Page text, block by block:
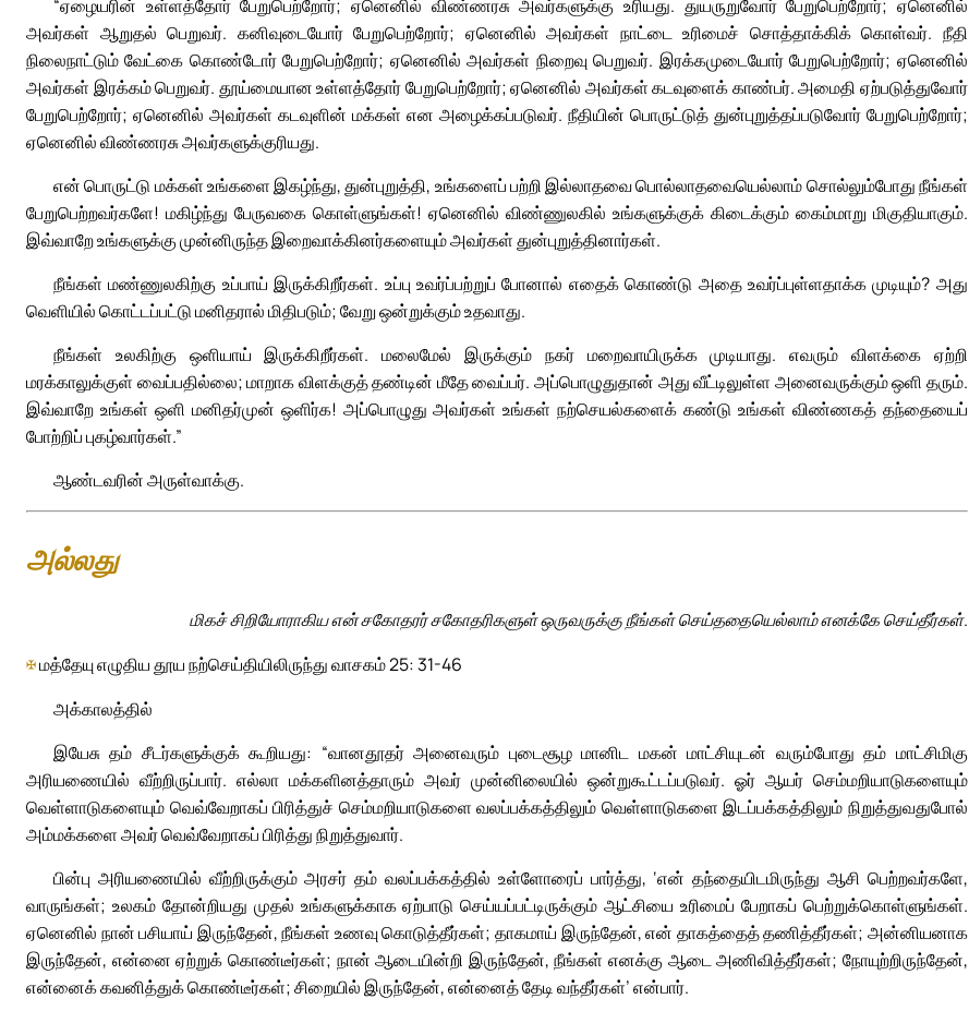
“ஏழையரின் உள்ளத்தோர் பேறுபெற்றோர்; ஏனெனில் விண்ணரசு அவர்களுக்கு உரியது. துயருறுவோர் பேறுபெற்றோர்; ஏனெனில்
அவர்கள் ஆறுதல் பெறுவர். கனிவுடையோர் பேறுபெற்றோர்; ஏனெனில் அவர்கள் நாட்டை உரிமைச் சொத்தாக்கிக் கொள்வர். நீதி
நிலைநாட்டும் வேட்கை கொண்டோர் பேறுபெற்றோர்; ஏனெனில் அவர்கள் நிறைவு பெறுவர். இரக்கமுடையோர் பேறுபெற்றோர்; ஏனெனில்
அவர்கள் இரக்கம் பெறுவர். தூய்மையான உள்ளத்தோர் பேறுபெற்றோர்; ஏனெனில் அவர்கள் கடவுளைக் காண்பர். அமைதி ஏற்படுத்துவோர்
பேறுபெற்றோர்; ஏனெனில் அவர்கள் கடவுளின் மக்கள் என அழைக்கப்படுவர். நீதியின் பொருட்டுத் துன்புறுத்தப்படுவோர் பேறுபெற்றோர்;
ஏனெனில் விண்ணரசு அவர்களுக்குரியது.
என் பொருட்டு மக்கள் உங்களை இகழ்ந்து, துன்புறுத்தி, உங்களைப் பற்றி இல்லாதவை பொல்லாதவையெல்லாம் சொல்லும்போது நீங்கள்
பேறுபெற்றவர்களே! மகிழ்ந்து பேருவகை கொள்ளுங்கள்! ஏனெனில் விண்ணுலகில் உங்களுக்குக் கிடைக்கும் கைம்மாறு மிகுதியாகும்.
இவ்வாறே உங்களுக்கு முன்னிருந்த இறைவாக்கினர்களையும் அவர்கள் துன்புறுத்தினார்கள்.
நீங்கள் மண்ணுலகிற்கு உப்பாய் இருக்கிறீர்கள். உப்பு உவர்ப்பற்றுப் போனால் எதைக் கொண்டு அதை உவர்ப்புள்ளதாக்க முடியும்? அது
வெளியில் கொட்டப்பட்டு மனிதரால் மிதிபடும்; வேறு ஒன்றுக்கும் உதவாது.
நீங்கள் உலகிற்கு ஒளியாய் இருக்கிறீர்கள். மலைமேல் இருக்கும் நகர் மறைவாயிருக்க முடியாது. எவரும் விளக்கை ஏற்றி
மரக்காலுக்குள் வைப்பதில்லை; மாறாக விளக்குத் தண்டின் மீதே வைப்பர். அப்பொழுதுதான் அது வீட்டிலுள்ள அனைவருக்கும் ஒளி தரும்.
இவ்வாறே உங்கள் ஒளி மனிதர்முன் ஒளிர்க! அப்பொழுது அவர்கள் உங்கள் நற்செயல்களைக் கண்டு உங்கள் விண்ணகத் தந்தையைப்
போற்றிப் புகழ்வார்கள்.”
ஆண்டவரின் அருள்வாக்கு.
அல்லது
மிகச் சிறியோராகிய என் சகோதரர் சகோதரிகளுள் ஒருவருக்கு நீங்கள் செய்ததையெல்லாம் எனக்கே செய்தீர்கள்.
✠மத்தேயு எழுதிய தூய நற்செய்தியிலிருந்து வாசகம் 25: 31-46
அக்காலத்தில்
இயேசு தம் சீடர்களுக்குக் கூறியது: “வானதூதர் அனைவரும் புடைசூழ மானிட மகன் மாட்சியுடன் வரும்போது தம் மாட்சிமிகு
அரியணையில் வீற்றிருப்பார். எல்லா மக்களினத்தாரும் அவர் முன்னிலையில் ஒன்றுகூட்டப்படுவர். ஓர் ஆயர் செம்மறியாடுகளையும்
வெள்ளாடுகளையும் வெவ்வேறாகப் பிரித்துச் செம்மறியாடுகளை வலப்பக்கத்திலும் வெள்ளாடுகளை இடப்பக்கத்திலும் நிறுத்துவதுபோல்
அம்மக்களை அவர் வெவ்வேறாகப் பிரித்து நிறுத்துவார்.
பின்பு அரியணையில் வீற்றிருக்கும் அரசர் தம் வலப்பக்கத்தில் உள்ளோரைப் பார்த்து, ‘என் தந்தையிடமிருந்து ஆசி பெற்றவர்களே,
வாருங்கள்; உலகம் தோன்றியது முதல் உங்களுக்காக ஏற்பாடு செய்யப்பட்டிருக்கும் ஆட்சியை உரிமைப் பேறாகப் பெற்றுக்கொள்ளுங்கள்.
ஏனெனில் நான் பசியாய் இருந்தேன், நீங்கள் உணவு கொடுத்தீர்கள்; தாகமாய் இருந்தேன், என் தாகத்தைத் தணித்தீர்கள்; அன்னியனாக
இருந்தேன், என்னை ஏற்றுக் கொண்டீர்கள்; நான் ஆடையின்றி இருந்தேன், நீங்கள் எனக்கு ஆடை அணிவித்தீர்கள்; நோயுற்றிருந்தேன்,
என்னைக் கவனித்துக் கொண்டீர்கள்; சிறையில் இருந்தேன், என்னைத் தேடி வந்தீர்கள்’ என்பார்.